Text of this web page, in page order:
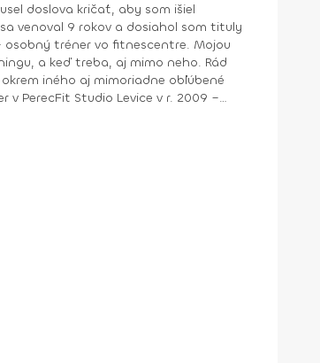
doslova kričať, aby som išiel
venoval 9 rokov a dosiahol som tituly
osobný tréner vo fitnescentre. Mojou
a keď treba, aj mimo neho. Rád
iného aj mimoriadne obľúbené